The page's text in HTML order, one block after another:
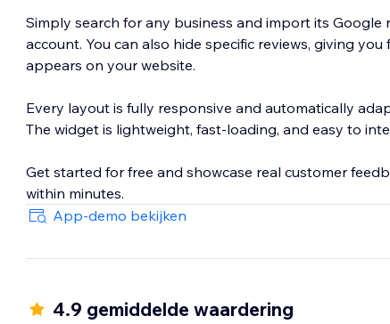
Simply search for any business and import its
account. You can also hide specific reviews, giving
appears on your website.
Every layout is fully responsive and automatically
The widget is lightweight, fast-loading, and easy to
Get started for free and showcase real customer
within minutes.
App-demo bekijken
4.9 gemiddelde waardering